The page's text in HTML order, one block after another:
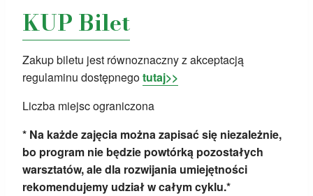
KUP Bilet
Zakup biletu jest równoznaczny z akceptacją
regulaminu dostępnegotutaj>>
Liczba miejsc ograniczona
* Na każde zajęcia można zapisać się niezależnie,
bo program nie będzie powtórką pozostałych
warsztatów, ale dla rozwijania umiejętności
rekomendujemy udział w całym cyklu.*